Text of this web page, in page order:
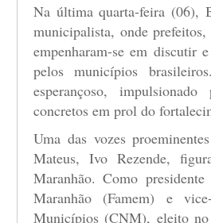
Na última quarta-feira (06),
municipalista, onde
empenharam-se em discutir
pelos municípios
esperançoso,
concretos em prol do
Uma das vozes
Mateus, Ivo Rezende,
Maranhão. Como
Maranhão (Famem) e
Municípios (CNM), eleito